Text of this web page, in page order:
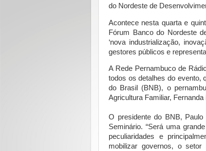
Acontece nesta quarta e
Fórum Banco do Nordeste
‘nova industrialização,
gestores públicos e
A Rede Pernambuco de
todos os detalhes do evento,
do Brasil (BNB), o
Agricultura Familiar, Fernanda
O presidente do BNB,
Seminário. “Será uma
peculiaridades e
mobilizar governos, o setor